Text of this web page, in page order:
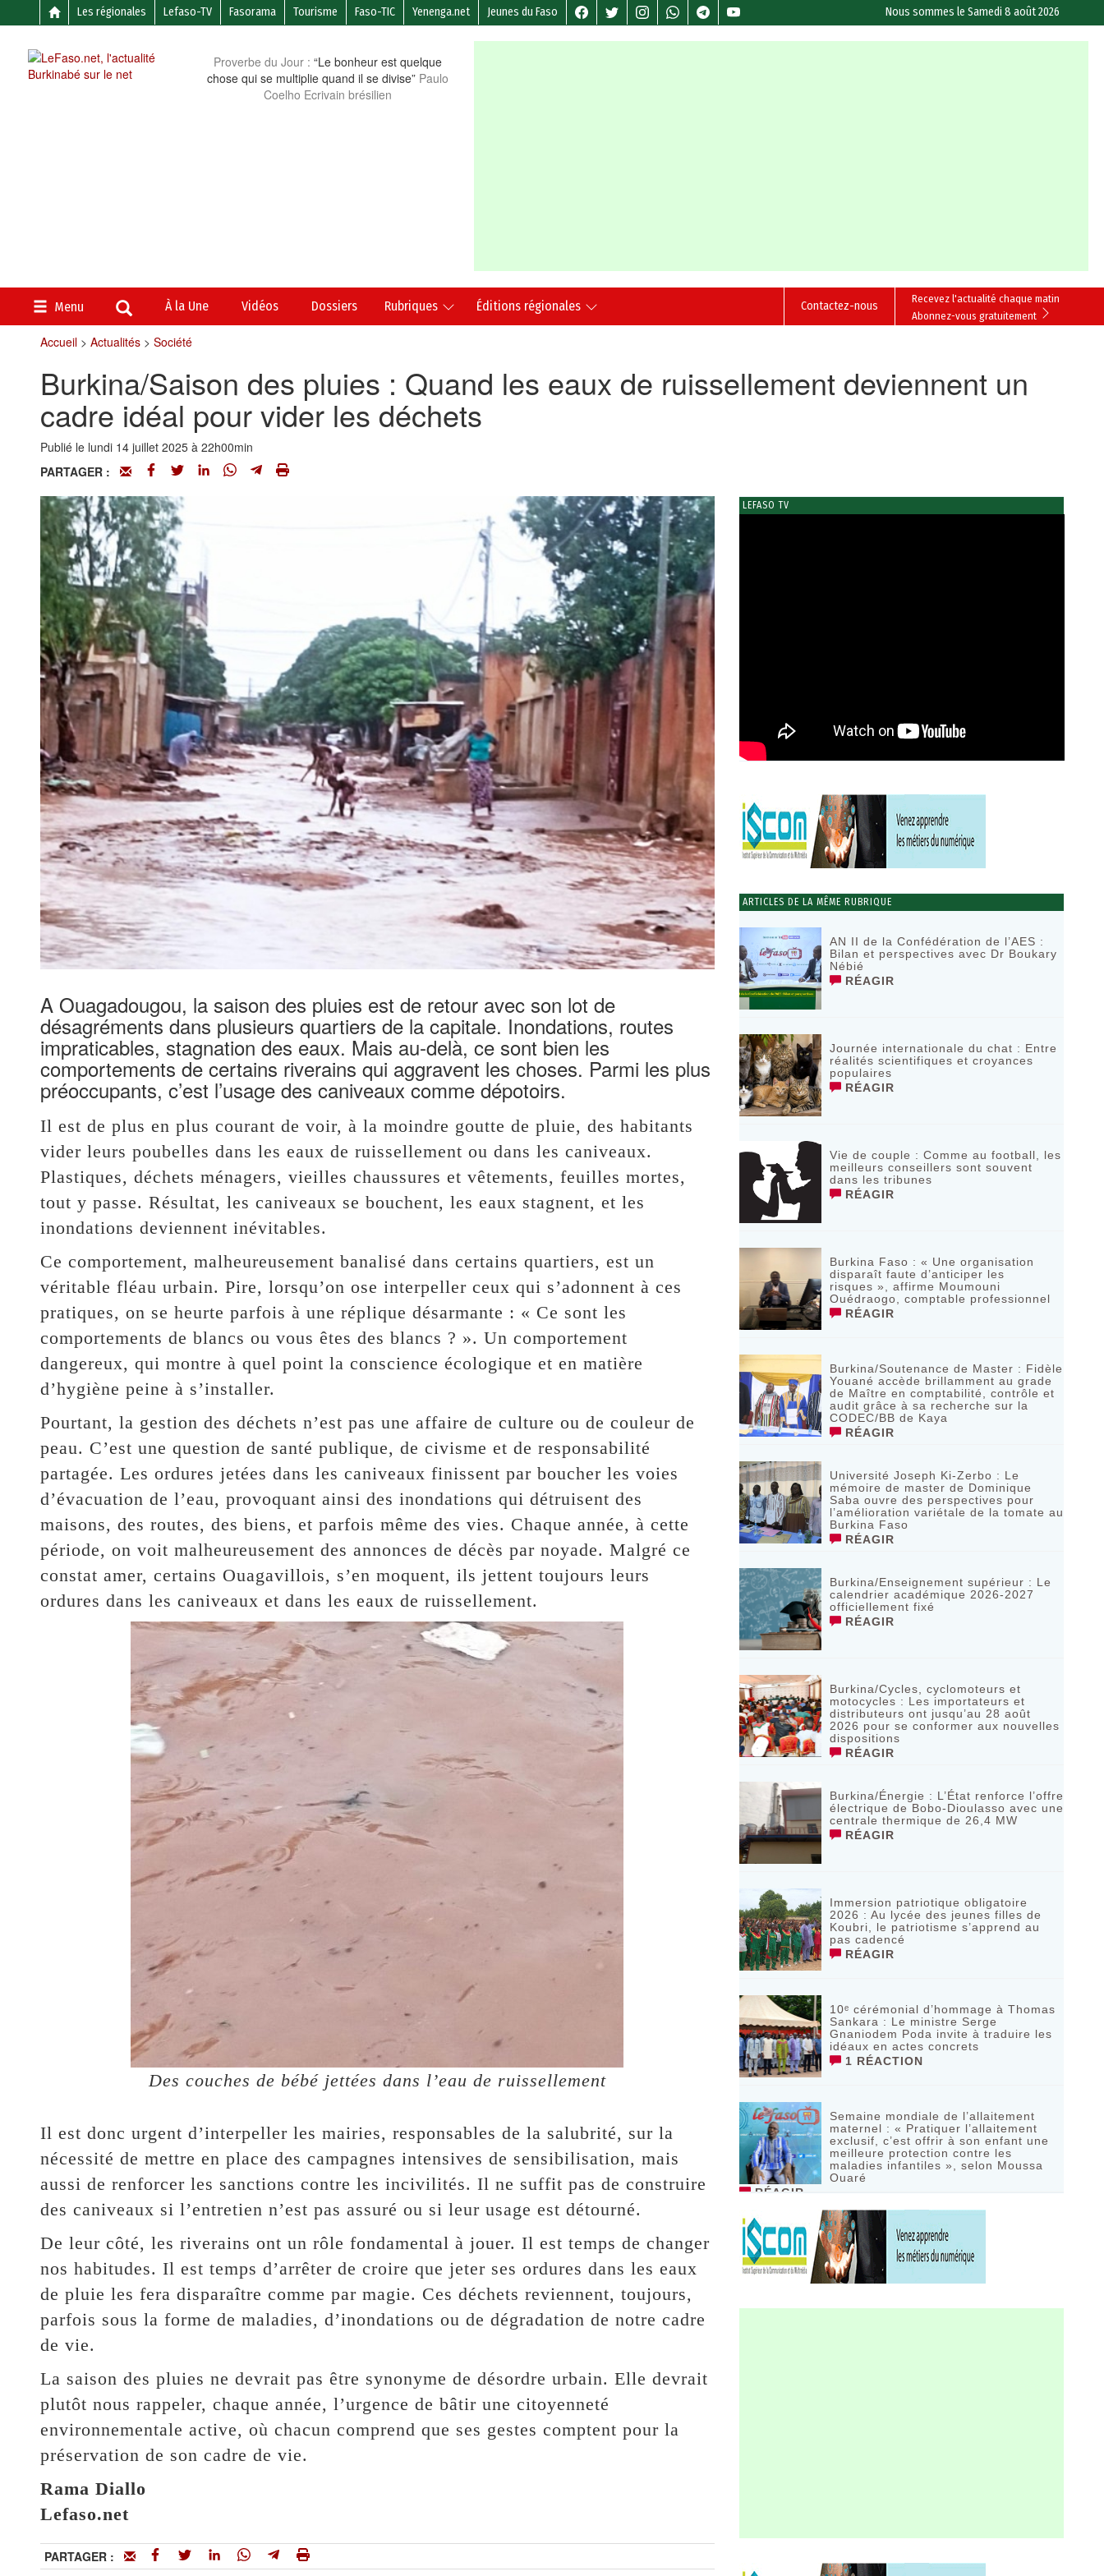
Les régionales Lefaso-TV Fasorama Tourisme Faso-TIC Yenenga.net Jeunes du Faso Nous sommes leSamedi 8 août 2026
Proverbe du Jour : “Le bonheur est quelque
chose qui se multiplie quand il se divise” Paulo
Coelho Ecrivain brésilien
Menu À la Une Vidéos Dossiers Rubriques Éditions régionales
Recevez l'actualité chaque matin
Abonnez-vous gratuitement
Contactez-nous
Accueil> Actualités> Société
Burkina/Saison des pluies : Quand les eaux de ruissellement deviennent un
cadre idéal pour vider les déchets
Publié le lundi 14 juillet 2025 à 22h00min
PARTAGER :
A Ouagadougou, la saison des pluies est de retour avec son lot de
désagréments dans plusieurs quartiers de la capitale. Inondations, routes
impraticables, stagnation des eaux. Mais au-delà, ce sont bien les
comportements de certains riverains qui aggravent les choses. Parmi les plus
préoccupants, c’est l’usage des caniveaux comme dépotoirs.
Il est de plus en plus courant de voir, à la moindre goutte de pluie, des habitants
vider leurs poubelles dans les eaux de ruissellement ou dans les caniveaux.
Plastiques, déchets ménagers, vieilles chaussures et vêtements, feuilles mortes,
tout y passe. Résultat, les caniveaux se bouchent, les eaux stagnent, et les
inondations deviennent inévitables.
Ce comportement, malheureusement banalisé dans certains quartiers, est un
véritable fléau urbain. Pire, lorsqu’on ose interpeller ceux qui s’adonnent à ces
pratiques, on se heurte parfois à une réplique désarmante : « Ce sont les
comportements de blancs ou vous êtes des blancs ? ». Un comportement
dangereux, qui montre à quel point la conscience écologique et en matière
d’hygiène peine à s’installer.
Pourtant, la gestion des déchets n’est pas une affaire de culture ou de couleur de
peau. C’est une question de santé publique, de civisme et de responsabilité
partagée. Les ordures jetées dans les caniveaux finissent par boucher les voies
d’évacuation de l’eau, provoquant ainsi des inondations qui détruisent des
maisons, des routes, des biens, et parfois même des vies. Chaque année, à cette
période, on voit malheureusement des annonces de décès par noyade. Malgré ce
constat amer, certains Ouagavillois, s’en moquent, ils jettent toujours leurs
ordures dans les caniveaux et dans les eaux de ruissellement.
Des couches de bébé jettées dans l’eau de ruissellement
Il est donc urgent d’interpeller les mairies, responsables de la salubrité, sur la
nécessité de mettre en place des campagnes intensives de sensibilisation, mais
aussi de renforcer les sanctions contre les incivilités. Il ne suffit pas de construire
des caniveaux si l’entretien n’est pas assuré ou si leur usage est détourné.
De leur côté, les riverains ont un rôle fondamental à jouer. Il est temps de changer
nos habitudes. Il est temps d’arrêter de croire que jeter ses ordures dans les eaux
de pluie les fera disparaître comme par magie. Ces déchets reviennent, toujours,
parfois sous la forme de maladies, d’inondations ou de dégradation de notre cadre
de vie.
La saison des pluies ne devrait pas être synonyme de désordre urbain. Elle devrait
plutôt nous rappeler, chaque année, l’urgence de bâtir une citoyenneté
environnementale active, où chacun comprend que ses gestes comptent pour la
préservation de son cadre de vie.
Rama Diallo
Lefaso.net
PARTAGER :
LEFASO TV
ARTICLES DE LA MÊME RUBRIQUE
AN II de la Confédération de l’AES :
Bilan et perspectives avec Dr Boukary
Nébié
RÉAGIR
Journée internationale du chat : Entre
réalités scientifiques et croyances
populaires
RÉAGIR
Vie de couple : Comme au football, les
meilleurs conseillers sont souvent
dans les tribunes
RÉAGIR
Burkina Faso : « Une organisation
disparaît faute d’anticiper les
risques », affirme Moumouni
Ouédraogo, comptable professionnel
RÉAGIR
Burkina/Soutenance de Master : Fidèle
Youané accède brillamment au grade
de Maître en comptabilité, contrôle et
audit grâce à sa recherche sur la
CODEC/BB de Kaya
RÉAGIR
Université Joseph Ki-Zerbo : Le
mémoire de master de Dominique
Saba ouvre des perspectives pour
l’amélioration variétale de la tomate au
Burkina Faso
RÉAGIR
Burkina/Enseignement supérieur : Le
calendrier académique 2026-2027
officiellement fixé
RÉAGIR
Burkina/Cycles, cyclomoteurs et
motocycles : Les importateurs et
distributeurs ont jusqu’au 28 août
2026 pour se conformer aux nouvelles
dispositions
RÉAGIR
Burkina/Énergie : L’État renforce l’offre
électrique de Bobo-Dioulasso avec une
centrale thermique de 26,4 MW
RÉAGIR
Immersion patriotique obligatoire
2026 : Au lycée des jeunes filles de
Koubri, le patriotisme s’apprend au
pas cadencé
RÉAGIR
10ᵉ cérémonial d’hommage à Thomas
Sankara : Le ministre Serge
Gnaniodem Poda invite à traduire les
idéaux en actes concrets
1 RÉACTION
Semaine mondiale de l’allaitement
maternel : « Pratiquer l’allaitement
exclusif, c’est offrir à son enfant une
meilleure protection contre les
maladies infantiles », selon Moussa
Ouaré
RÉAGIR